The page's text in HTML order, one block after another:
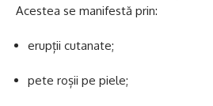
Acestea se manifestă prin:
erupții cutanate;
pete roșii pe piele;